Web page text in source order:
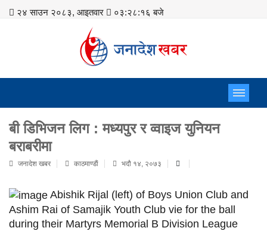
२४ साउन २०८३, आइतवार ०३:२८:१७ बजे
बी डिभिजन लिग : मध्यपुर र व्वाइज युनियन
बराबरीमा
जनादेश खबर काठमाण्डाैं भदौ १४, २०७३
Abishik Rijal (left) of Boys Union Club and
Ashim Rai of Samajik Youth Club vie for the ball
during their Martyrs Memorial B Division League